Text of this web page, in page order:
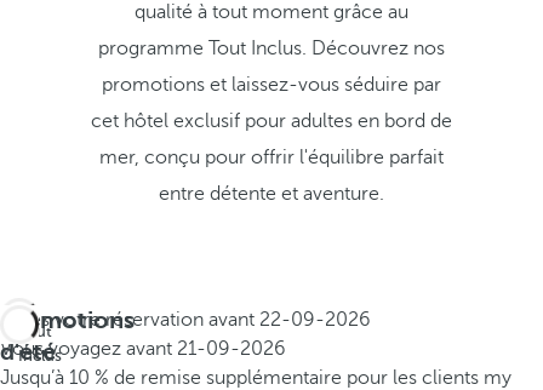
qualité à tout moment grâce au
programme Tout Inclus. Découvrez nos
promotions et laissez-vous séduire par
cet hôtel exclusif pour adultes en bord de
mer, conçu pour offrir l'équilibre parfait
entre détente et aventure.
Promotions
d'été
Tout
Inclus
Faites votre réservation avant 22-09-2026
Vous voyagez avant 21-09-2026
Jusqu’à 10 % de remise supplémentaire pour les clients my